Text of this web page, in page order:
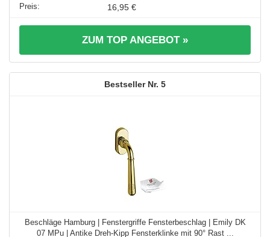
16,95 €
ZUM TOP ANGEBOT »
5
Beschläge Hamburg | Fenstergriffe Fensterbeschlag | Emily DK
07 MPu | Antike Dreh-Kipp Fensterklinke mit 90° Rast ...